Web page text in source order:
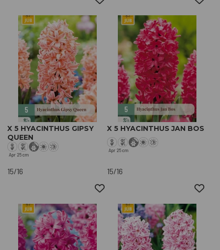
X 5 HYACINTHUS GIPSY
QUEEN
Apr 25 cm
15/16
X 5 HYACINTHUS JAN BOS
Apr 25 cm
15/16